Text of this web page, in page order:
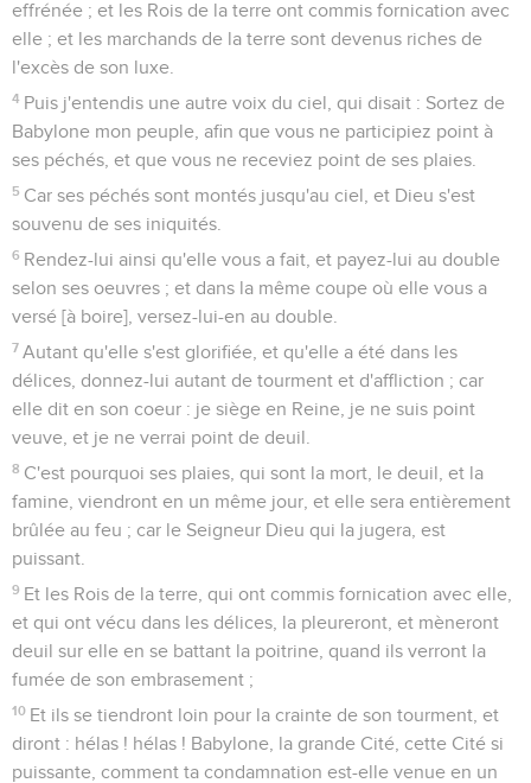
effrénée ; et les Rois de la terre ont commis fornication avec
elle ; et les marchands de la terre sont devenus riches de
l'excès de son luxe.
4 Puis j'entendis une autre voix du ciel, qui disait : Sortez de
Babylone mon peuple, afin que vous ne participiez point à
ses péchés, et que vous ne receviez point de ses plaies.
5 Car ses péchés sont montés jusqu'au ciel, et Dieu s'est
souvenu de ses iniquités.
6 Rendez-lui ainsi qu'elle vous a fait, et payez-lui au double
selon ses oeuvres ; et dans la même coupe où elle vous a
versé [à boire], versez-lui-en au double.
7 Autant qu'elle s'est glorifiée, et qu'elle a été dans les
délices, donnez-lui autant de tourment et d'affliction ; car
elle dit en son coeur : je siège en Reine, je ne suis point
veuve, et je ne verrai point de deuil.
8 C'est pourquoi ses plaies, qui sont la mort, le deuil, et la
famine, viendront en un même jour, et elle sera entièrement
brûlée au feu ; car le Seigneur Dieu qui la jugera, est
puissant.
9 Et les Rois de la terre, qui ont commis fornication avec elle,
et qui ont vécu dans les délices, la pleureront, et mèneront
deuil sur elle en se battant la poitrine, quand ils verront la
fumée de son embrasement ;
10 Et ils se tiendront loin pour la crainte de son tourment, et
diront : hélas ! hélas ! Babylone, la grande Cité, cette Cité si
puissante, comment ta condamnation est-elle venue en un